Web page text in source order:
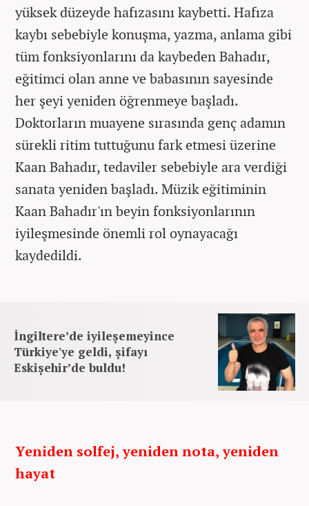
yüksek düzeyde hafızasını kaybetti. Hafıza
kaybı sebebiyle konuşma, yazma, anlama gibi
tüm fonksiyonlarını da kaybeden Bahadır,
eğitimci olan anne ve babasının sayesinde
her şeyi yeniden öğrenmeye başladı.
Doktorların muayene sırasında genç adamın
sürekli ritim tuttuğunu fark etmesi üzerine
Kaan Bahadır, tedaviler sebebiyle ara verdiği
sanata yeniden başladı. Müzik eğitiminin
Kaan Bahadır'ın beyin fonksiyonlarının
iyileşmesinde önemli rol oynayacağı
kaydedildi.
İngiltere’de iyileşemeyince
Türkiye'ye geldi, şifayı
Eskişehir’de buldu!
Yeniden solfej, yeniden nota, yeniden
hayat